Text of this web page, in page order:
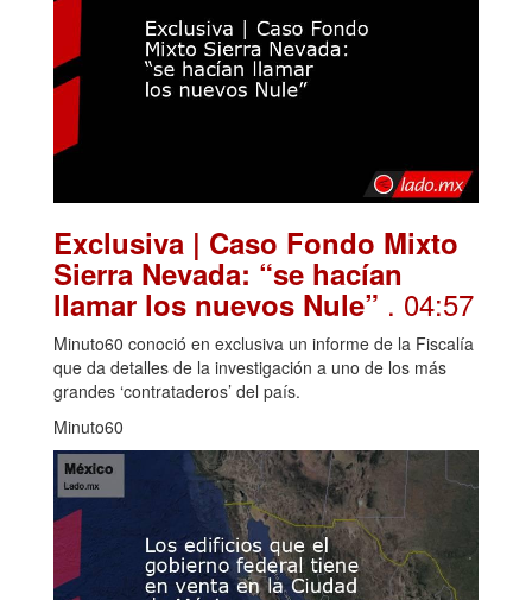
Exclusiva | Caso Fondo Mixto
Sierra Nevada: “se hacían
llamar los nuevos Nule” . 04:57
Minuto60 conoció en exclusiva un informe de la Fiscalía
que da detalles de la investigación a uno de los más
grandes ‘contrataderos’ del país.
Minuto60